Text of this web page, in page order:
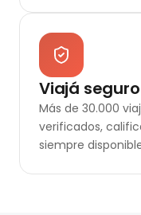
Viajá
Más de 30.000
verificados,
siempre